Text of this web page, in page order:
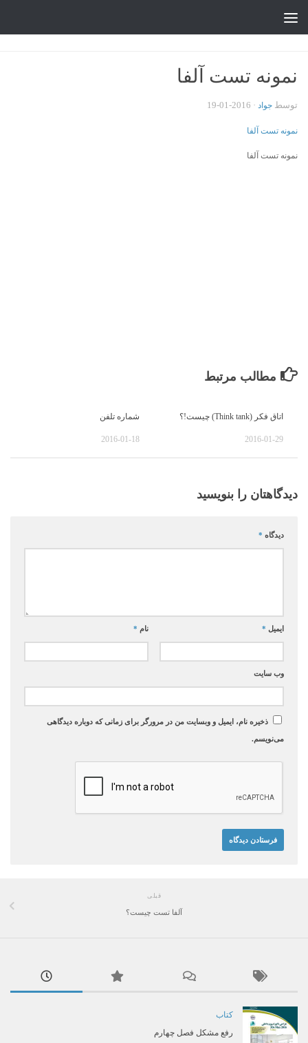
نمونه تست آلفا
توسط جواد ·
2016-01-19
نمونه تست آلفا
نمونه تست آلفا
مطالب مرتبط
اتاق فکر (Think tank) چیست!؟
2016-01-29
شماره تلفن
2016-01-18
دیدگاهتان را بنویسید
دیدگاه *
نام * ایمیل *
وب‌ سایت
ذخیره نام، ایمیل و وبسایت من در مرورگر برای زمانی که دوباره دیدگاهی
می‌نویسم.
قبلی
آلفا تست چیست؟
کتاب
رفع مشکل فصل چهارم